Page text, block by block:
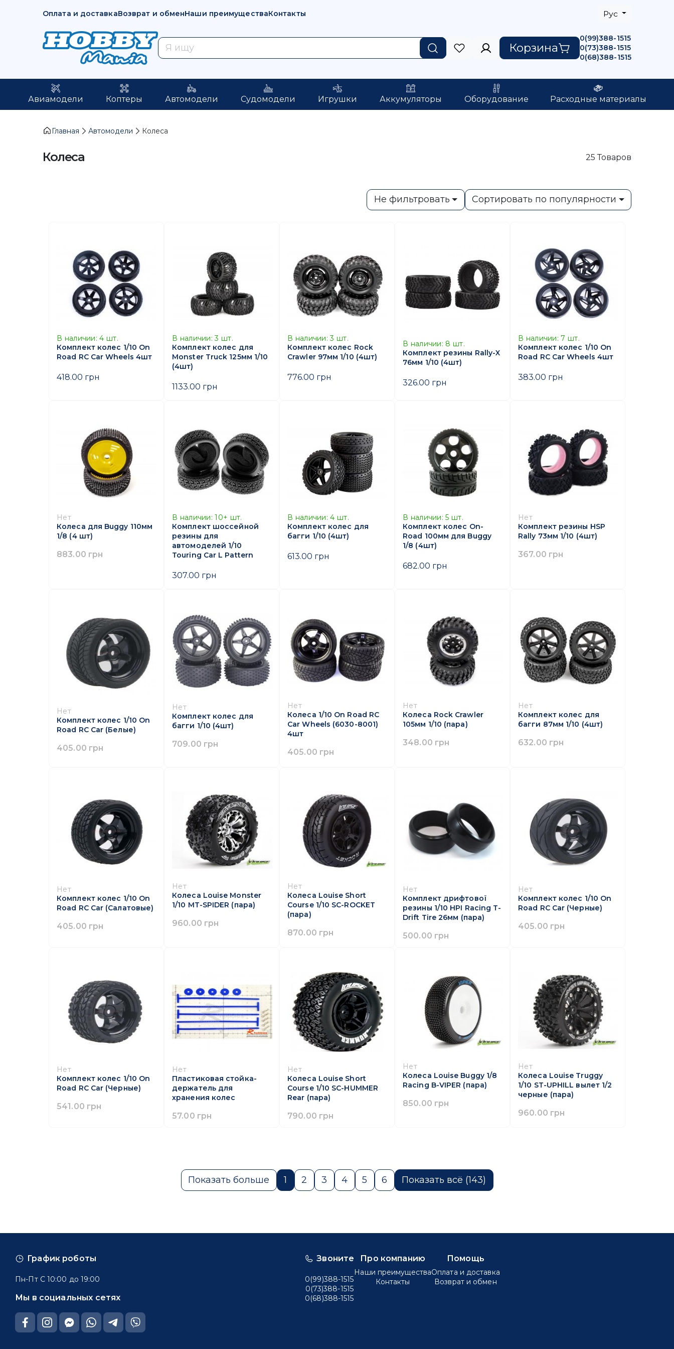
Оплата и доставкаВозврат и обменНаши преимуществаКонтакты Рус
Корзина
0(99)388-1515
0(73)388-1515
0(68)388-1515
Авиамодели Коптеры Автомодели Судомодели Игрушки Аккумуляторы Оборудование Расходные материалы
Главная Автомодели Колеса
Колеса 25 Товаров
Не фильтровать Сортировать по популярности
В наличии: 4 шт.
Комплект колес 1/10 On
Road RC Car Wheels 4шт
418.00 грн
В наличии: 3 шт.
Комплект колес для
Monster Truck 125мм 1/10
(4шт)
1133.00 грн
В наличии: 3 шт.
Комплект колес Rock
Crawler 97мм 1/10 (4шт)
776.00 грн
В наличии: 8 шт.
Комплект резины Rally-X
76мм 1/10 (4шт)
326.00 грн
В наличии: 7 шт.
Комплект колес 1/10 On
Road RC Car Wheels 4шт
383.00 грн
Нет
Колеса для Buggy 110мм
1/8 (4 шт)
883.00 грн
В наличии: 10+ шт.
Комплект шоссейной
резины для
автомоделей 1/10
Touring Car L Pattern
307.00 грн
В наличии: 4 шт.
Комплект колес для
багги 1/10 (4шт)
613.00 грн
В наличии: 5 шт.
Комплект колес On-
Road 100мм для Buggy
1/8 (4шт)
682.00 грн
Нет
Комплект резины HSP
Rally 73мм 1/10 (4шт)
367.00 грн
Нет
Комплект колес 1/10 On
Road RC Car (Белые)
405.00 грн
Нет
Комплект колес для
багги 1/10 (4шт)
709.00 грн
Нет
Колеса 1/10 On Road RC
Car Wheels (6030-8001)
4шт
405.00 грн
Нет
Колеса Rock Crawler
105мм 1/10 (пара)
348.00 грн
Нет
Комплект колес для
багги 87мм 1/10 (4шт)
632.00 грн
Нет
Комплект колес 1/10 On
Road RC Car (Салатовые)
405.00 грн
Нет
Колеса Louise Monster
1/10 MT-SPIDER (пара)
960.00 грн
Нет
Колеса Louise Short
Course 1/10 SC-ROCKET
(пара)
870.00 грн
Нет
Комплект дрифтової
резины 1/10 HPI Racing T-
Drift Tire 26мм (пара)
500.00 грн
Нет
Комплект колес 1/10 On
Road RC Car (Черные)
405.00 грн
Нет
Комплект колес 1/10 On
Road RC Car (Черные)
541.00 грн
Нет
Пластиковая стойка-
держатель для
хранения колес
57.00 грн
Нет
Колеса Louise Short
Course 1/10 SC-HUMMER
Rear (пара)
790.00 грн
Нет
Колеса Louise Buggy 1/8
Racing B-VIPER (пара)
850.00 грн
Нет
Колеса Louise Truggy
1/10 ST-UPHILL вылет 1/2
черные (пара)
960.00 грн
Показать больше 1 2 3 4 5 6 Показать всё (143)
График роботы
Пн-Пт С 10:00 до 19:00
Мы в социальных сетях
Звоните
0(99)388-1515
0(73)388-1515
0(68)388-1515
Про компанию
Наши преимущества
Контакты
Помощь
Оплата и доставка
Возврат и обмен